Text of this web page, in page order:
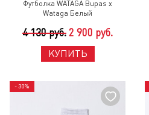
Футболка WATAGA Bupas x
Wataga Белый
4 130 руб. 2 900 руб.
КУПИТЬ
- 30%